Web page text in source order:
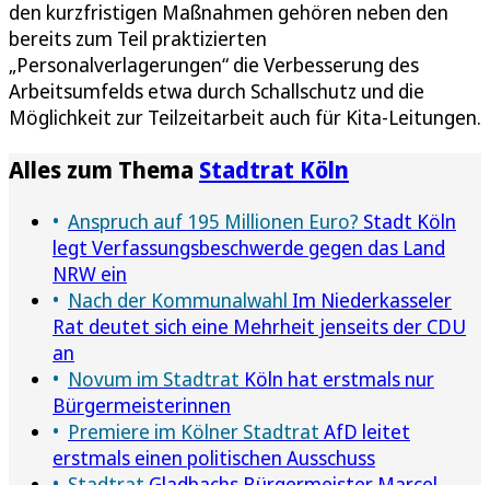
den kurzfristigen Maßnahmen gehören neben den
bereits zum Teil praktizierten
„Personalverlagerungen“ die Verbesserung des
Arbeitsumfelds etwa durch Schallschutz und die
Möglichkeit zur Teilzeitarbeit auch für Kita-Leitungen.
Alles zum Thema Stadtrat Köln
Anspruch auf 195 Millionen Euro? Stadt Köln
legt Verfassungsbeschwerde gegen das Land
NRW ein
Nach der Kommunalwahl Im Niederkasseler
Rat deutet sich eine Mehrheit jenseits der CDU
an
Novum im Stadtrat Köln hat erstmals nur
Bürgermeisterinnen
Premiere im Kölner Stadtrat AfD leitet
erstmals einen politischen Ausschuss